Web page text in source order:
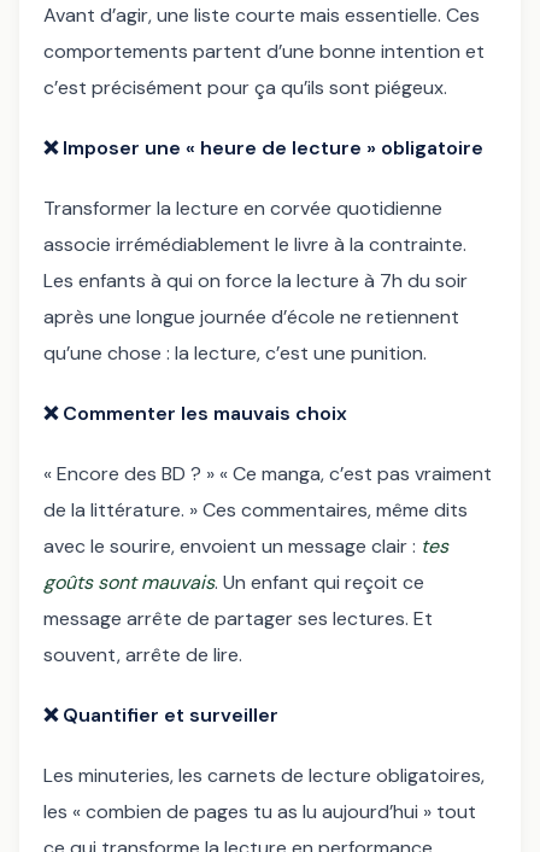
Avant d’agir, une liste courte mais essentielle. Ces
comportements partent d’une bonne intention et
c’est précisément pour ça qu’ils sont piégeux.
❌Imposer une « heure de lecture » obligatoire
Transformer la lecture en corvée quotidienne
associe irrémédiablement le livre à la contrainte.
Les enfants à qui on force la lecture à 7h du soir
après une longue journée d’école ne retiennent
qu’une chose : la lecture, c’est une punition.
❌Commenter les mauvais choix
« Encore des BD ? » « Ce manga, c’est pas vraiment
de la littérature. » Ces commentaires, même dits
avec le sourire, envoient un message clair : tes
goûts sont mauvais. Un enfant qui reçoit ce
message arrête de partager ses lectures. Et
souvent, arrête de lire.
❌Quantifier et surveiller
Les minuteries, les carnets de lecture obligatoires,
les « combien de pages tu as lu aujourd’hui » tout